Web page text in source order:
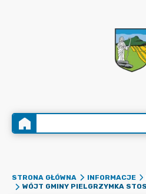
STRONA GŁÓWNA INFORMACJE